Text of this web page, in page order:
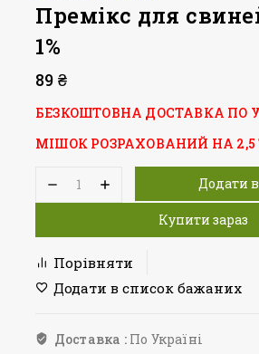
Премікс для
1%
89 ₴
БЕЗКОШТОВНА ДОСТАВКА ПО
МІШОК РОЗРАХОВАНИЙ НА
Додати
Купити зараз
Порівняти
Додати в список бажаних
Доставка : По Україні